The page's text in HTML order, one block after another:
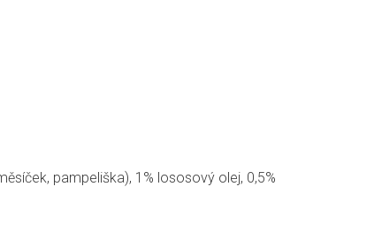
pampeliška), 1% lososový olej, 0,5%